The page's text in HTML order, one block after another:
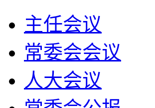
主任会议
常委会会议
人大会议